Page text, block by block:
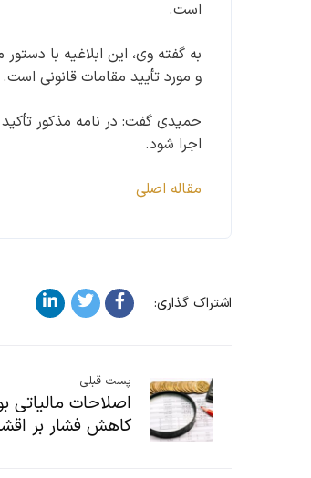
است.
و مورد تأیید مقامات قانونی است.
حمیدی گفت: در نامه مذکور
اجرا شود.
مقاله اصلی
اشتراک گذاری:
پست قبلی
اصلاحات مالیاتی
کاهش فشار بر